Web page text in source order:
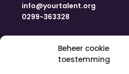
Beheer cookie
toestemming
info@yourtalent.org
0299-363328
Navigatie